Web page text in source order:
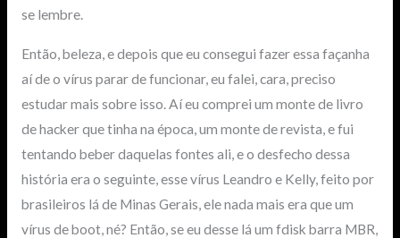
se lembre.
Então, beleza, e depois que eu consegui fazer essa façanha
aí de o vírus parar de funcionar, eu falei, cara, preciso
estudar mais sobre isso. Aí eu comprei um monte de livro
de hacker que tinha na época, um monte de revista, e fui
tentando beber daquelas fontes ali, e o desfecho dessa
história era o seguinte, esse vírus Leandro e Kelly, feito por
brasileiros lá de Minas Gerais, ele nada mais era que um
vírus de boot, né? Então, se eu desse lá um fdisk barra MBR,